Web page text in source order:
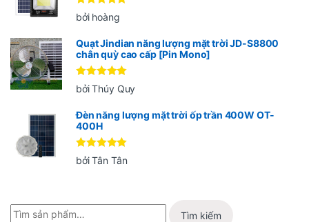
Được xếp
hạng55
bởi hoàng
Quạt Jindian năng lượng mặt trời JD-S8800
chân quỳ cao cấp [Pin Mono]
Được xếp
hạng 5 5
bởi Thúy Quy
Đèn năng lượng mặt trời ốp trần 400W OT-
400H
Được xếp
hạng 55
bởi Tân Tân
Tìm kiếm